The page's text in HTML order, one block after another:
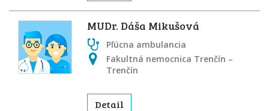
MUDr. Dáša Mikušová
Pľúcna ambulancia
Fakultná nemocnica Trenčín –
Trenčín
Detail